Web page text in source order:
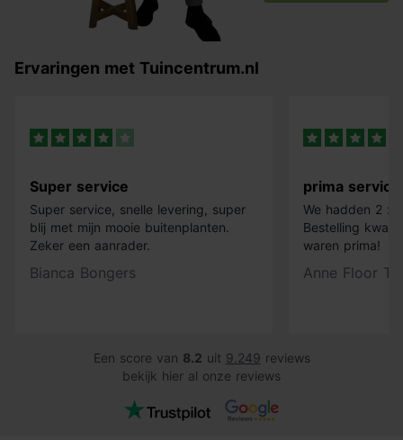
Ervaringen met Tuincentrum.nl
Super service
Super service, snelle levering, super
blij met mijn mooie buitenplanten.
Zeker een aanrader.
Bianca Bongers
prima service
We hadden 2 x
Bestelling
waren prima!
Anne Floor
Een score van 8.2 uit 9.249 reviews
bekijk hier al onze reviews